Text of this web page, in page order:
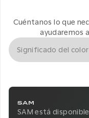
Cuéntanos lo que
ayudaremos
SAM
SAM está